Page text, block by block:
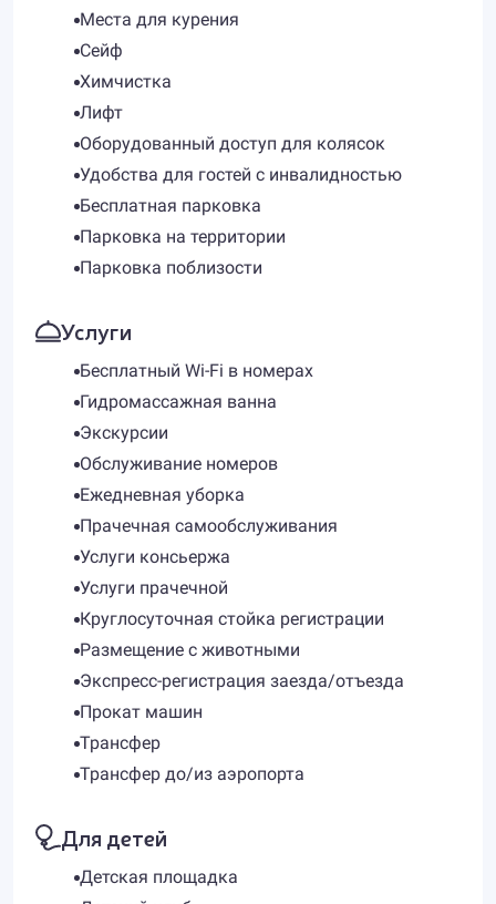
Места для курения
Сейф
Химчистка
Лифт
Оборудованный доступ для колясок
Удобства для гостей с инвалидностью
Бесплатная парковка
Парковка на территории
Парковка поблизости
Услуги
Бесплатный Wi-Fi в номерах
Гидромассажная ванна
Экскурсии
Обслуживание номеров
Ежедневная уборка
Прачечная самообслуживания
Услуги консьержа
Услуги прачечной
Круглосуточная стойка регистрации
Размещение с животными
Экспресс-регистрация заезда/отъезда
Прокат машин
Трансфер
Трансфер до/из аэропорта
Для детей
Детская площадка